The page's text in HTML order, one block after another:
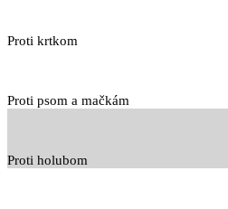
Proti krtkom
Proti psom a mačkám
Proti holubom